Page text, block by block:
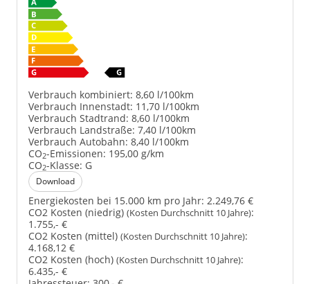
Verbrauch kombiniert: 8,60 l/100km
Verbrauch Innenstadt: 11,70 l/100km
Verbrauch Stadtrand: 8,60 l/100km
Verbrauch Landstraße: 7,40 l/100km
Verbrauch Autobahn: 8,40 l/100km
CO2-Emissionen: 195,00 g/km
CO2-Klasse: G
Download
Energiekosten bei 15.000 km pro Jahr: 2.249,76 €
CO2 Kosten (niedrig) (Kosten Durchschnitt 10 Jahre):
1.755,- €
CO2 Kosten (mittel) (Kosten Durchschnitt 10 Jahre):
4.168,12 €
CO2 Kosten (hoch) (Kosten Durchschnitt 10 Jahre):
6.435,- €